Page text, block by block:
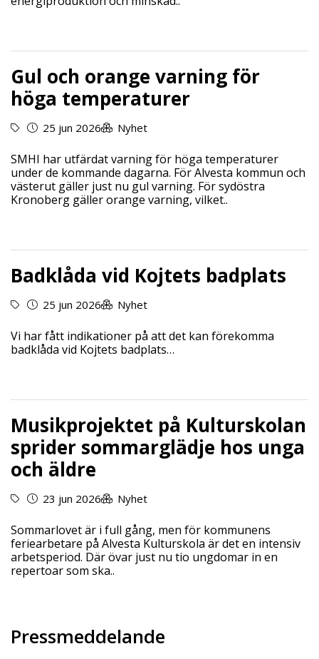
Gul och orange varning för
höga temperaturer
25 jun 2026 Nyhet
SMHI har utfärdat varning för höga temperaturer
under de kommande dagarna. För Alvesta kommun och
västerut gäller just nu gul varning. För sydöstra
Kronoberg gäller orange varning, vilket..
Badklåda vid Kojtets badplats
25 jun 2026 Nyhet
Vi har fått indikationer på att det kan förekomma
badklåda vid Kojtets badplats…
Musikprojektet på Kulturskolan
sprider sommarglädje hos unga
och äldre
23 jun 2026 Nyhet
Sommarlovet är i full gång, men för kommunens
feriearbetare på Alvesta Kulturskola är det en intensiv
arbetsperiod. Där övar just nu tio ungdomar in en
repertoar som ska..
Pressmeddelande